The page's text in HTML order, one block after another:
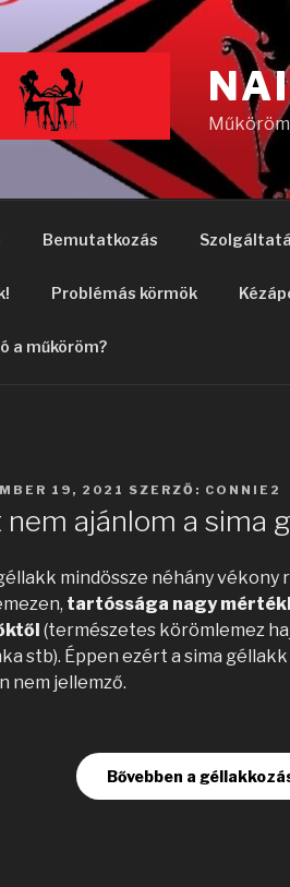
Bemutatkozás
Problémás körmök
a műköröm?
19, 2021 SZERZŐ: CONNIE2
nem ajánlom a sima
mindössze néhány
tartóssága nagy
(természetes körömlemez
stb). Éppen ezért a sima
nem jellemző.
Bővebben a